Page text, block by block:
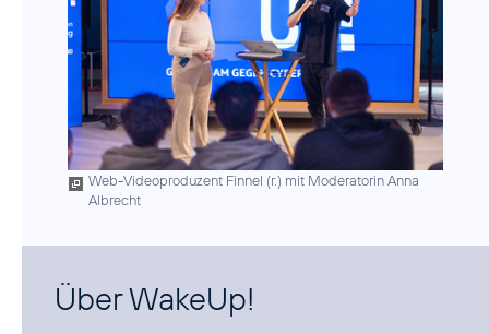
Web-Videoproduzent Finnel (r.) mit Moderatorin Anna
Albrecht
Über WakeUp!